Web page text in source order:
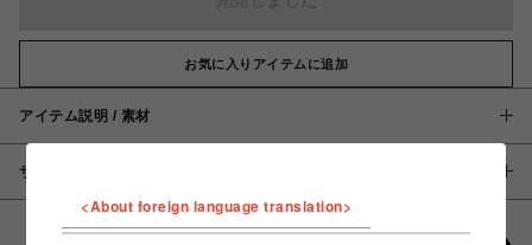
お気に入りアイテムに追加
アイテム説明 / 素材
サイズ
<About foreign language translation>